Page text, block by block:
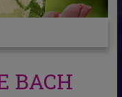
BACH